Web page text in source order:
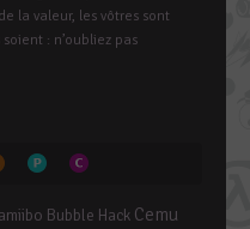
la valeur, les vôtres sont
: n’oubliez pas
amiibo Bubble Hack Cemu